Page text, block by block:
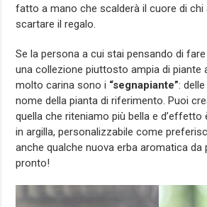
fatto a mano che scalderà il cuore di chi
scartare il regalo.
Se la persona a cui stai pensando di
una collezione piuttosto ampia di piante
molto carina sono i “segnapiante”:
nome della pianta di riferimento. Puoi
quella che riteniamo più bella e d’effetto
in argilla, personalizzabile come
anche qualche nuova erba aromatica da
pronto!